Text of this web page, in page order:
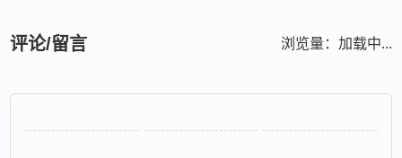
评论/留言 浏览量： 加载中...